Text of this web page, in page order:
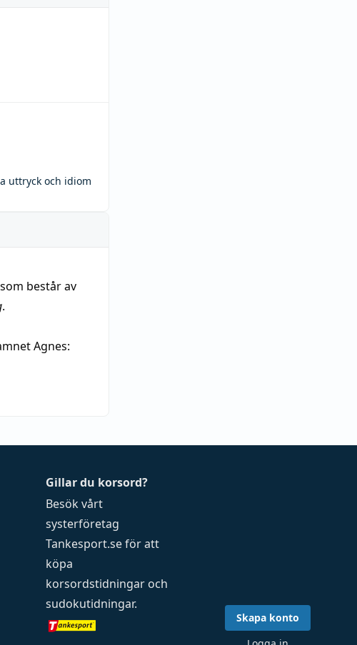
uttryck och idiom
består av
.
Agnes:
Gillar du korsord?
Besök vårt
systerföretag
Tankesport.seför att
köpa
korsordstidningar och
sudokutidningar.
Skapa konto